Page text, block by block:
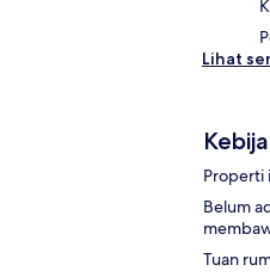
Lihat
Properti
Belum
Tuan